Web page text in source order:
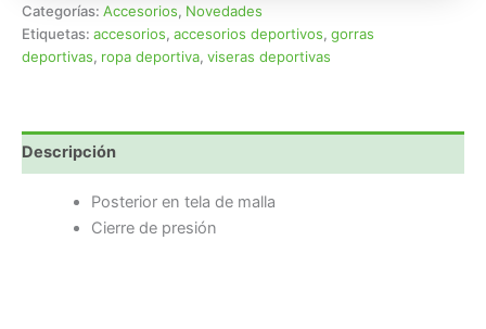
Categorías: Accesorios, Novedades
Etiquetas: accesorios, accesorios deportivos, gorras
deportivas, ropa deportiva, viseras deportivas
Descripción
Posterior en tela de malla
Cierre de presión